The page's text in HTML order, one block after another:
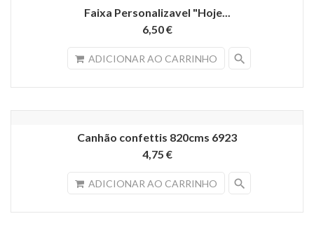
Faixa Personalizavel "Hoje...
6,50 €
ADICIONAR AO CARRINHO search
Canhão confettis 820cms 6923
4,75 €
ADICIONAR AO CARRINHO search